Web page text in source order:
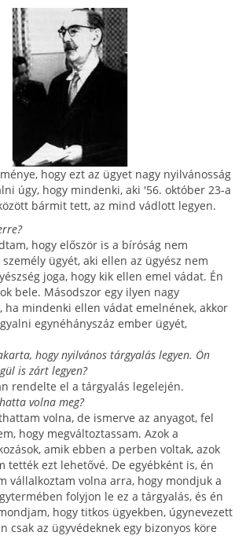
hogy ezt az ügyet nagy nyilvánosság
úgy, hogy mindenki, aki '56. október 23-a
bármit tett, az mind vádlott legyen.
hogy először is a bíróság nem
ügyét, aki ellen az ügyész nem
joga, hogy kik ellen emel vádat. Én
bele. Másodszor egy ilyen nagy
ha mindenki ellen vádat emelnének, akkor
egynéhányszáz ember ügyét,
hogy nyilvános tárgyalás le­gyen. Ön
is zárt legyen?
rendelte el a tárgyalás leg­elején.
volna meg?
volna, de ismerve az anyagot, fel
hogy megváltoztas­sam. Azok a
amik ebben a perben voltak, azok
tették ezt lehetővé. De egyéb­ként is, én
vállalkoztam volna arra, hogy mondjuk a
folyjon le ez a tárgyalás, és én
hogy titkos ügyekben, úgynevezett
csak az ügyvédeknek egy bizonyos köre